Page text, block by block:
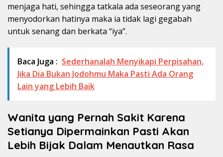
menjaga hati, sehingga tatkala ada seseorang yang
menyodorkan hatinya maka ia tidak lagi gegabah
untuk senang dan berkata “iya”.
Baca Juga : Sederhanalah Menyikapi Perpisahan,
Jika Dia Bukan Jodohmu Maka Pasti Ada Orang
Lain yang Lebih Baik
Wanita yang Pernah Sakit Karena
Setianya Dipermainkan Pasti Akan
Lebih Bijak Dalam Menautkan Rasa